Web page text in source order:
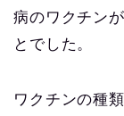
病のワクチン
とでした。
ワクチンの種